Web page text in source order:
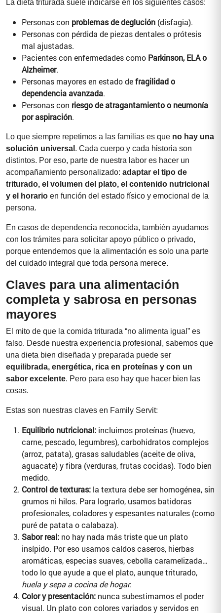
La dieta triturada suele indicarse en los siguientes casos:
Personas con problemas de deglución (disfagia).
Personas con pérdida de piezas dentales o prótesis
mal ajustadas.
Pacientes con enfermedades como Parkinson, ELA o
Alzheimer.
Personas mayores en estado defragilidad o
dependencia avanzada.
Personas con riesgo de atragantamiento o neumonía
por aspiración.
Lo que siempre repetimos a las familias es que no hay una
solución universal . Cada cuerpo y cada historia son
distintos. Por eso, parte de nuestra labor es hacer un
acompañamiento personalizado: adaptar el tipo de
triturado, el volumen del plato, el contenido nutricional
y el horario en función del estado físico y emocional de la
persona.
En casos de dependencia reconocida, también ayudamos
con los trámites para solicitar apoyo público o privado,
porque entendemos que la alimentación es solo una parte
del cuidado integral que toda persona merece.
Claves para una alimentación
completa y sabrosa en personas
mayores
El mito de que la comida triturada “no alimenta igual” es
falso. Desde nuestra experiencia profesional, sabemos que
una dieta bien diseñada y preparada puede ser
equilibrada, energética, rica en proteínas y con un
sabor excelente. Pero para eso hay que hacer bien las
cosas.
Estas son nuestras claves en Family Servit:
Equilibrio nutricional: incluimos proteínas (huevo,
carne, pescado, legumbres), carbohidratos complejos
(arroz, patata), grasas saludables (aceite de oliva,
aguacate) y fibra (verduras, frutas cocidas). Todo bien
medido.
Control de texturas: la textura debe ser homogénea, sin
grumos ni hilos. Para lograrlo, usamos batidoras
profesionales, coladores y espesantes naturales (como
puré de patata o calabaza).
Sabor real: no hay nada más triste que un plato
insípido. Por eso usamos caldos caseros, hierbas
aromáticas, especias suaves, cebolla caramelizada…
todo lo que ayude a que el plato, aunque triturado,
huela y sepa a cocina de hogar.
Color y presentación: nunca subestimamos el poder
visual. Un plato con colores variados y servidos en